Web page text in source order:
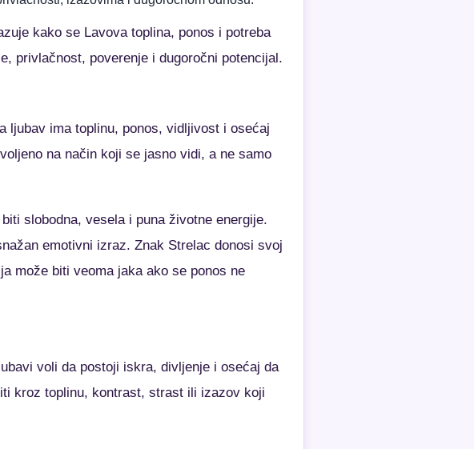
kako se Lavova toplina, ponos i potreba
privlačnost, poverenje i dugoročni potencijal.
ljubav ima toplinu, ponos, vidljivost i osećaj
na način koji se jasno vidi, a ne samo
slobodna, vesela i puna životne energije.
emotivni izraz. Znak Strelac donosi svoj
može biti veoma jaka ako se ponos ne
voli da postoji iskra, divljenje i osećaj da
kroz toplinu, kontrast, strast ili izazov koji